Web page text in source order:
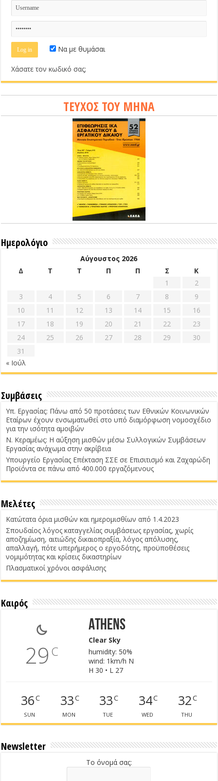
Να με θυμάσαι
Χάσατε τον κωδικό σας;
ΤΕΥΧΟΣ ΤΟΥ ΜΗΝΑ
Ημερολόγιο
Αύγουστος 2026
Δ
Τ Τ Π Π Σ
Κ
1
2
3
4 5 6 7 8
9
10
11 12 13 14 15
16
17
18 19 20 21 22
23
24
25 26 27 28 29
30
31
« Ιούλ
Συμβάσεις
Υπ. Εργασίας: Πάνω από 50 προτάσεις των Εθνικών Κοινωνικών
Εταίρων έχουν ενσωματωθεί στο υπό διαμόρφωση νομοσχέδιο
για την ισότητα αμοιβών
Ν. Κεραμέως: Η αύξηση μισθών μέσω Συλλογικών Συμβάσεων
Εργασίας ανάχωμα στην ακρίβεια
Υπουργείο Εργασίας Επέκταση ΣΣΕ σε Επισιτισμό και Ζαχαρώδη
Προϊόντα σε πάνω από 400.000 εργαζόμενους
Μελέτες
Κατώτατα όρια μισθών και ημερομισθίων από 1.4.2023
Σπουδαίος λόγος καταγγελίας συμβάσεως εργασίας, χωρίς
αποζημίωση, αιτιώδης δικαιοπραξία, λόγος απόλυσης,
απαλλαγή, πότε υπερήμερος ο εργοδότης, προϋποθέσεις
νομιμότητας και κρίσεις δικαστηρίων
Πλασματικοί χρόνοι ασφάλισης
Καιρός
29 C
Athens
Clear Sky
humidity: 50%
wind: 1km/h N
H 30 • L 27
36C
SUN
33C
MON
33C
TUE
34C
WED
32C
THU
Newsletter
Το όνομά σας: